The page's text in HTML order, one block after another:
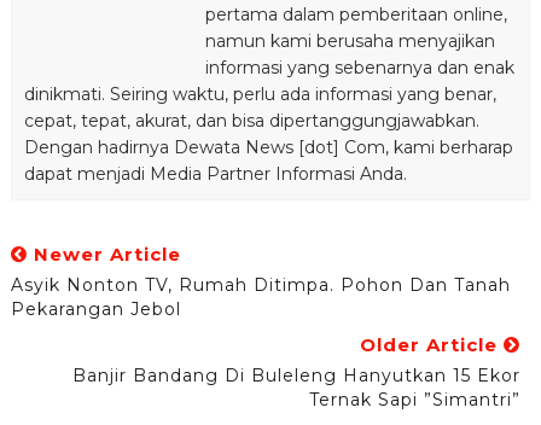
pertama dalam pemberitaan online,
namun kami berusaha menyajikan
informasi yang sebenarnya dan enak
dinikmati. Seiring waktu, perlu ada informasi yang benar,
cepat, tepat, akurat, dan bisa dipertanggungjawabkan.
Dengan hadirnya Dewata News [dot] Com, kami berharap
dapat menjadi Media Partner Informasi Anda.
Newer Article
Asyik Nonton TV, Rumah Ditimpa. Pohon Dan Tanah
Pekarangan Jebol
Older Article
Banjir Bandang Di Buleleng Hanyutkan 15 Ekor
Ternak Sapi ”Simantri”